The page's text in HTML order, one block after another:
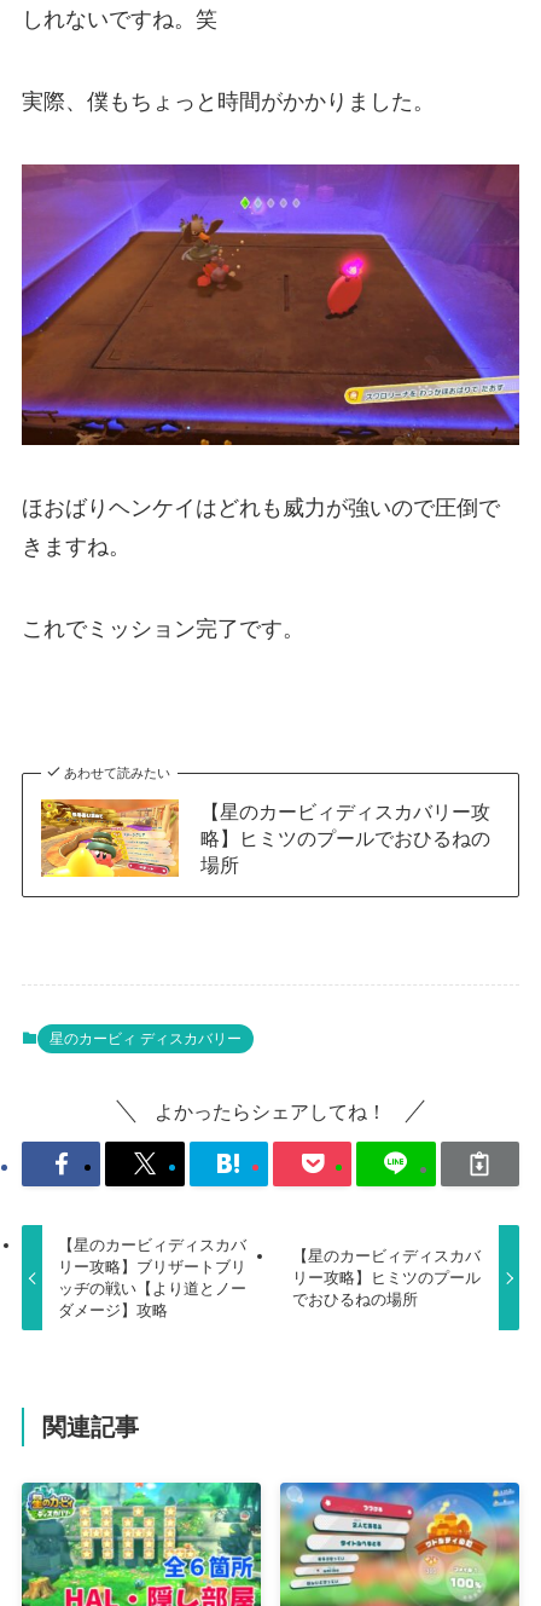
しれないですね。笑
実際、僕もちょっと時間がかかりました。
ほおばりヘンケイはどれも威力が強いので圧倒で
きますね。
これでミッション完了です。
あわせて読みたい
【星のカービィディスカバリー攻
略】ヒミツのプールでおひるねの
場所
星のカービィ ディスカバリー
よかったらシェアしてね！
【星のカービィディスカバ
リー攻略】ブリザートブリ
ッヂの戦い【より道とノー
ダメージ】攻略
【星のカービィディスカバ
リー攻略】ヒミツのプール
でおひるねの場所
関連記事